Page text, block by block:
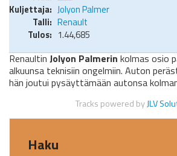
Jolyon Palmer
Renault
1.44,685
Renaultin Jolyon Palmerin kolmas osio
alkuunsa teknisiin ongelmiin. Auton
hän joutui pysäyttämään autonsa
Tracks powered byJLV
Haku